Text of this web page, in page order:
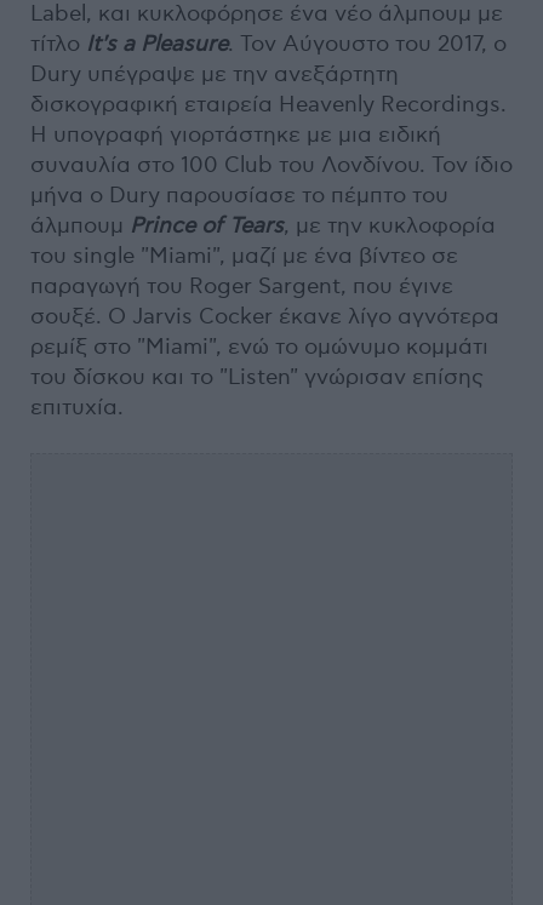
Label, και κυκλοφόρησε ένα νέο άλμπουμ με
τίτλο It's a Pleasure. Τον Αύγουστο του 2017, ο
Dury υπέγραψε με την ανεξάρτητη
δισκογραφική εταιρεία Heavenly Recordings.
Η υπογραφή γιορτάστηκε με μια ειδική
συναυλία στο 100 Club του Λονδίνου. Τον ίδιο
μήνα ο Dury παρουσίασε το πέμπτο του
άλμπουμ Prince of Tears, με την κυκλοφορία
του single "Miami", μαζί με ένα βίντεο σε
παραγωγή του Roger Sargent, που έγινε
σουξέ. Ο Jarvis Cocker έκανε λίγο αγνότερα
ρεμίξ στο "Miami", ενώ το ομώνυμο κομμάτι
του δίσκου και το "Listen" γνώρισαν επίσης
επιτυχία.